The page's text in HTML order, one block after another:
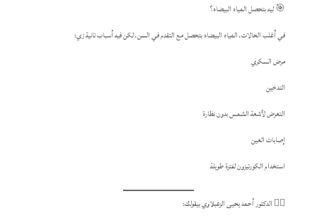
🎯 ليه بتحصل المياه البيضاء؟
في أغلب الحالات، المياه البيضاء بتحصل مع التقدم في السن، لكن فيه أسباب تانية زي:
مرض السكري
التدخين
التعرض لأشعة الشمس بدون نظارة
إصابات العين
استخدام الكورتيزون لفترة طويلة
👨‍⚕️ الدكتور أحمد يحيى الزعبلاوي بيقولك: